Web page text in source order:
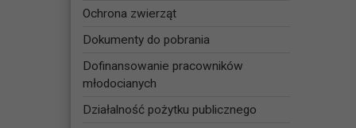
Ochrona zwierząt
Dokumenty do pobrania
Dofinansowanie pracowników
młodocianych
Działalność pożytku publicznego